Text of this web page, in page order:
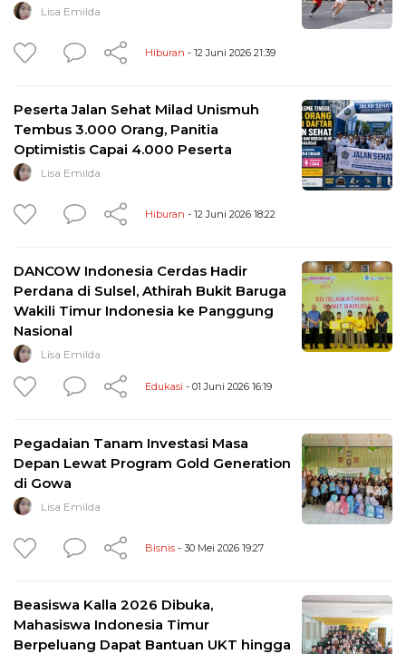
Lisa Emilda
Hiburan - 12 Juni 2026 21:39
Peserta Jalan Sehat Milad Unismuh
Tembus 3.000 Orang, Panitia
Optimistis Capai 4.000 Peserta
Lisa Emilda
Hiburan - 12 Juni 2026 18:22
DANCOW Indonesia Cerdas Hadir
Perdana di Sulsel, Athirah Bukit Baruga
Wakili Timur Indonesia ke Panggung
Nasional
Lisa Emilda
Edukasi - 01 Juni 2026 16:19
Pegadaian Tanam Investasi Masa
Depan Lewat Program Gold Generation
di Gowa
Lisa Emilda
Bisnis - 30 Mei 2026 19:27
Beasiswa Kalla 2026 Dibuka,
Mahasiswa Indonesia Timur
Berpeluang Dapat Bantuan UKT hingga